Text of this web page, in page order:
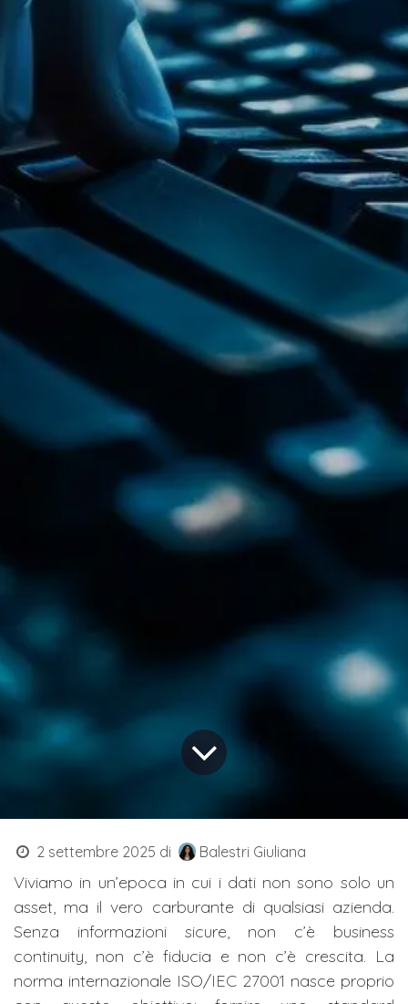
2 settembre 2025 di Balestri Giuliana
Viviamo in un’epoca in cui i dati non sono solo un
asset, ma il vero carburante di qualsiasi azienda.
Senza informazioni sicure, non c’è business
continuity, non c’è fiducia e non c’è crescita. La
norma internazionale ISO/IEC 27001 nasce proprio